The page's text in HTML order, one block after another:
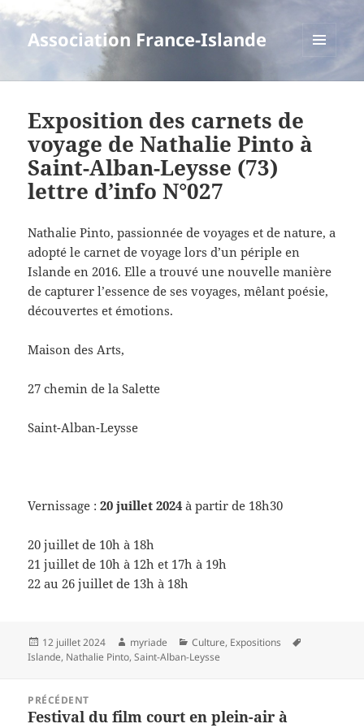
Association France-Islande
Exposition des carnets de
voyage de Nathalie Pinto à
Saint-Alban-Leysse (73)
lettre d’info N°027
Nathalie Pinto, passionnée de voyages et de nature, a
adopté le carnet de voyage lors d’un périple en
Islande en 2016. Elle a trouvé une nouvelle manière
de capturer l’essence de ses voyages, mêlant poésie,
découvertes et émotions.
Maison des Arts,
27 chemin de la Salette
Saint-Alban-Leysse
Vernissage :20 juillet 2024 à partir de 18h30
20 juillet de 10h à 18h
21 juillet de 10h à 12h et 17h à 19h
22 au 26 juillet de 13h à 18h
Publié
le
12 juillet 2024 Auteur
myriade Catégories
Culture, Expositions
Islande, Nathalie Pinto,Saint-Alban-Leysse
PRÉCÉDENT
Article
Festival du film court en plein-air à